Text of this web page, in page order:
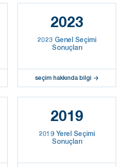
2023
2023 Genel Seçimi
Sonuçları
seçim hakkında bilgi
2019
2019 Yerel Seçimi
Sonuçları